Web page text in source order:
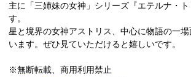
主に「三姉妹の女神」シリーズ『エテルナ・
す。
星と境界の女神アストリス、中心に物語の一
います。ぜひ見ていただけると嬉しいです。
※無断転載、商用利用禁止